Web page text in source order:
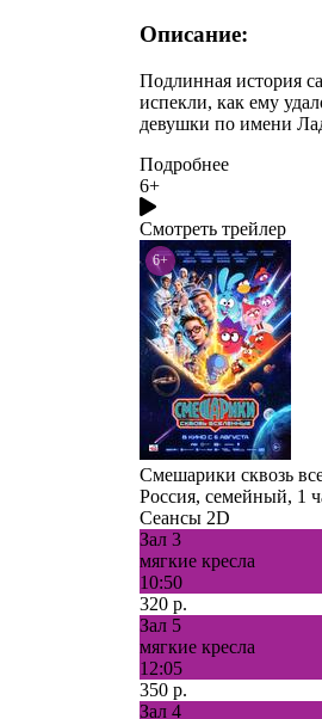
Описание:
Подлинная история
испекли, как ему
девушки по имени
Подробнее
6+
Смотреть трейлер
6+
Смешарики сквозь
Россия, семейный, 1
Сеансы 2D
Зал 3
мягкие кресла
10:50
320 р.
Зал 5
мягкие кресла
12:05
350 р.
Зал 4